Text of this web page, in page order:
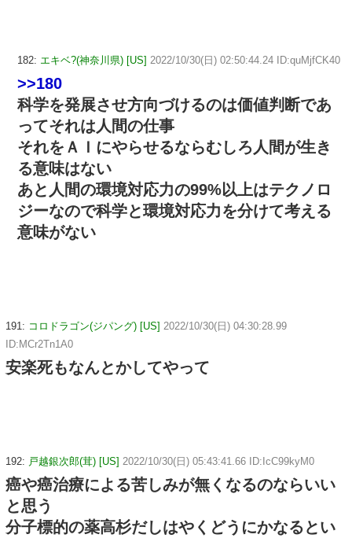
182: エキベ?(神奈川県) [US] 2022/10/30(日) 02:50:44.24 ID:quMjfCK40
>>180
科学を発展させ方向づけるのは価値判断であ
ってそれは人間の仕事
それをＡＩにやらせるならむしろ人間が生き
る意味はない
あと人間の環境対応力の99%以上はテクノロ
ジーなので科学と環境対応力を分けて考える
意味がない
191: コロドラゴン(ジパング) [US] 2022/10/30(日) 04:30:28.99
ID:MCr2Tn1A0
安楽死もなんとかしてやって
192: 戸越銀次郎(茸) [US] 2022/10/30(日) 05:43:41.66 ID:IcC99kyM0
癌や癌治療による苦しみが無くなるのならいい
と思う
分子標的の薬高杉だしはやくどうにかなるとい